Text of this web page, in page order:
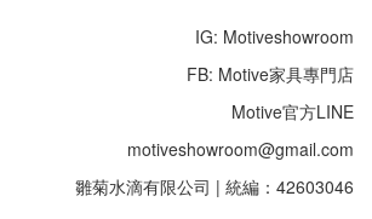
IG: Motiveshowroom
FB: Motive家具專門店
Motive官方LINE
motiveshowroom@gmail.com
雛菊水滴有限公司 | 統編：42603046